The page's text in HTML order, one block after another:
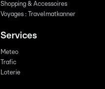
Shopping & Accessoires
Voyages : Travelmatkanner
Services
Meteo
Trafic
Loterie